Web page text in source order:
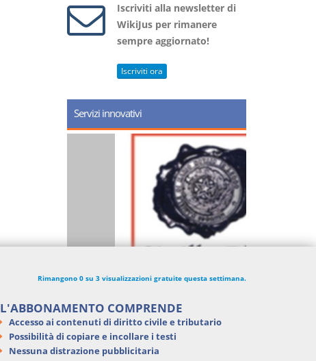
Iscriviti alla newsletter di
WikiJus per rimanere
sempre aggiornato!
Iscriviti ora
Servizi innovativi
Rimangono 0 su 3 visualizzazioni gratuite questa settimana.
L'ABBONAMENTO COMPRENDE
Accesso ai contenuti di diritto civile e tributario
Possibilità di copiare e incollare i testi
Nessuna distrazione pubblicitaria